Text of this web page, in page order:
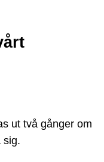
ut två gånger om
sig.